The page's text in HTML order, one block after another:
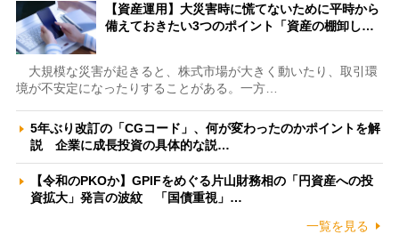
【資産運用】大災害時に慌てないために平時から
備えておきたい3つのポイント「資産の棚卸し…
大規模な災害が起きると、株式市場が大きく動いたり、取引環
境が不安定になったりすることがある。一方…
5年ぶり改訂の「CGコード」、何が変わったのかポイントを解
説 企業に成長投資の具体的な説…
【令和のPKOか】GPIFをめぐる片山財務相の「円資産への投
資拡大」発言の波紋 「国債重視」…
一覧を見る